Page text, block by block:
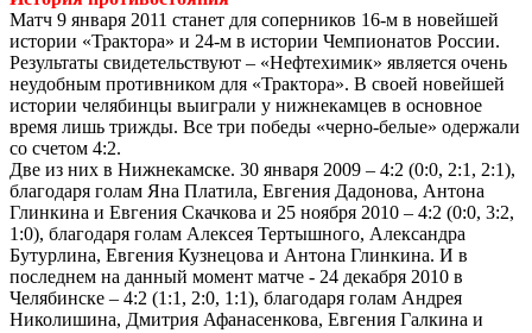
Матч 9 января 2011 станет для соперников 16-м в новейшей
истории «Трактора» и 24-м в истории Чемпионатов России.
Результаты свидетельствуют – «Нефтехимик» является очень
неудобным противником для «Трактора». В своей новейшей
истории челябинцы выиграли у нижнекамцев в основное
время лишь трижды. Все три победы «черно-белые» одержали
со счетом 4:2.
Две из них в Нижнекамске. 30 января 2009 – 4:2 (0:0, 2:1, 2:1),
благодаря голам Яна Платила, Евгения Дадонова, Антона
Глинкина и Евгения Скачкова и 25 ноября 2010 – 4:2 (0:0, 3:2,
1:0), благодаря голам Алексея Тертышного, Александра
Бутурлина, Евгения Кузнецова и Антона Глинкина. И в
последнем на данный момент матче - 24 декабря 2010 в
Челябинске – 4:2 (1:1, 2:0, 1:1), благодаря голам Андрея
Николишина, Дмитрия Афанасенкова, Евгения Галкина и